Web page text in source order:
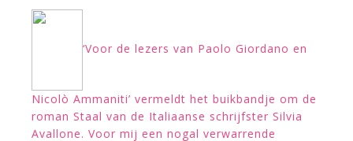
‘Voor de lezers van Paolo Giordano en
Nicolò Ammaniti’ vermeldt het buikbandje om de
roman Staal van de Italiaanse schrijfster Silvia
Avallone. Voor mij een nogal verwarrende